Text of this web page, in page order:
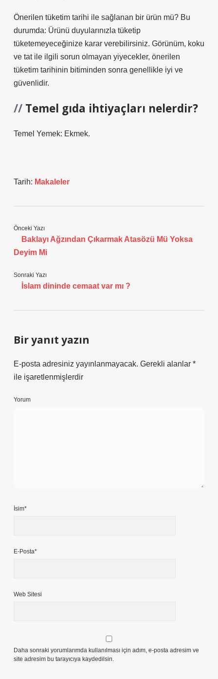
Önerilen tüketim tarihi ile sağlanan bir ürün mü? Bu
durumda: Ürünü duyularınızla tüketip
tüketemeyeceğinize karar verebilirsiniz. Görünüm, koku
ve tat ile ilgili sorun olmayan yiyecekler, önerilen
tüketim tarihinin bitiminden sonra genellikle iyi ve
güvenlidir.
Temel gıda ihtiyaçları nelerdir?
Temel Yemek: Ekmek.
Tarih: Makaleler
Önceki Yazı
Baklayı Ağzından Çıkarmak Atasözü Mü Yoksa
Deyim Mi
Sonraki Yazı
İslam dininde cemaat var mı ?
Bir yanıt yazın
E-posta adresiniz yayınlanmayacak. Gerekli alanlar *
ile işaretlenmişlerdir
Yorum
İsim*
E-Posta*
Web Sitesi
Daha sonraki yorumlarımda kullanılması için adım, e-posta adresim ve
site adresim bu tarayıcıya kaydedilsin.